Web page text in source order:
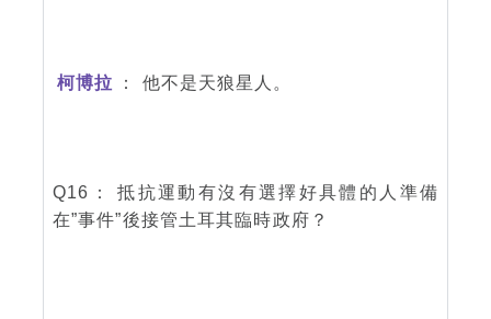
柯博拉 ： 他不是天狼星人。
Q16： 抵抗運動有沒有選擇好具體的人準備
在”事件”後接管土耳其臨時政府？